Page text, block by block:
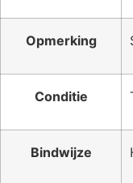
Opmerking
Conditie
Bindwijze